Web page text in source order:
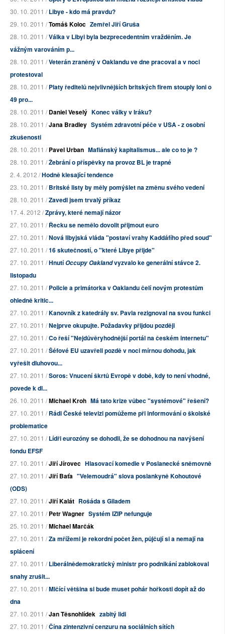
30. 10. 2011 /Libye - kdo má pravdu?
29. 10. 2011 /Tomáš Koloc Zemřel Jiří Gruša
28. 10. 2011 /Válka v Libyi byla bezprecedentním vražděním. Je
vážným varováním p...
28. 10. 2011 /Veterán zraněný v Oaklandu ve dne pracoval a v noci
protestoval
28. 10. 2011 /Platy ředitelů nejvlivnějších britských firem stouply loni o
49 pro...
28. 10. 2011 /Daniel Veselý Konec války v Iráku?
28. 10. 2011 /Jana Bradley Systém zdravotní péče v USA - z osobní
zkušenosti
28. 10. 2011 /Pavel Urban Mafiánský kapitalismus... ale co to je ?
28. 10. 2011 /Žebrání o příspěvky na provoz BL je trapné
2. 4. 2012 /Hodně klesající tendence
23. 10. 2011 /Britské listy by měly pomýšlet na změnu svého vedení
28. 10. 2011 /Zavedl jsem trvalý příkaz
17. 4. 2012 /Zprávy, které nemají názor
27. 10. 2011 /Řecku se nemělo dovolit přijmout euro
27. 10. 2011 /Nová libyjská vláda "postaví vrahy Kaddáfího před soud"
27. 10. 2011 /16 skutečností, o "které Libye přijde"
27. 10. 2011 /HnutíOccupy Oaklandvyzvalo ke generální stávce 2.
listopadu
27. 10. 2011 /Policie a primátorka v Oaklandu čelí novým protestům
ohledně kritic...
27. 10. 2011 /Kanovník z katedrály sv. Pavla rezignoval na svou funkci
27. 10. 2011 /Nejprve okupujte. Požadavky přijdou později
27. 10. 2011 /Co řeší "Nejdůvěryhodnější portál na českém internetu"
27. 10. 2011 /Šéfové EU uzavřeli pozdě v noci mírnou dohodu, jak
vyřešit dluhovou...
27. 10. 2011 /Soros: Vnucení škrtů Evropě v době, kdy to není vhodné,
povede k dl...
26. 10. 2011 /Michael Kroh Má tato krize vůbec "systémové" řešení?
27. 10. 2011 /Rádi České televizi pomůžeme při informování o školské
problematice
27. 10. 2011 /Lídři eurozóny se dohodli, že se dohodnou na navýšení
fondu EFSF
27. 10. 2011 /Jiří Jírovec Hlasovací komedie v Poslanecké sněmovně
27. 10. 2011 /Jiří Baťa "Velemoudrá" slova poslankyně Kohoutové
(ODS)
27. 10. 2011 /Jiří Kalát Rošáda s Giladem
27. 10. 2011 /Petr Wagner Systém IZIP nefunguje
25. 10. 2011 /Michael Marčák
27. 10. 2011 /Za mřížemi je rekordní počet žen, půjčují si a nemají na
splácení
27. 10. 2011 /Liberálnědemokratický ministr pro podnikání zablokoval
snahy zrušit...
27. 10. 2011 /Mlčící většina si bude muset pohár hořkosti dopít až do
dna
27. 10. 2011 /Jan Těsnohlídek zabitý lidi
27. 10. 2011 /Čína zintenzivní cenzuru na sociálních sítích